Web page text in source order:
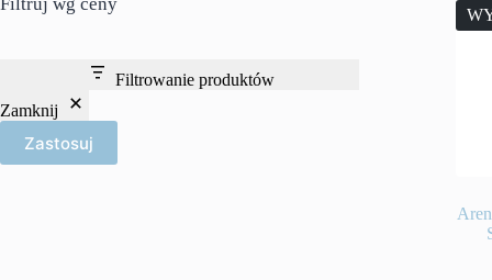
Filtrowanie produktów
Zamknij
Zastosuj